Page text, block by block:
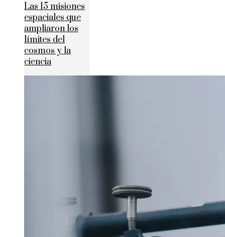
Las 15 misiones
espaciales que
ampliaron los
límites del
cosmos y la
ciencia